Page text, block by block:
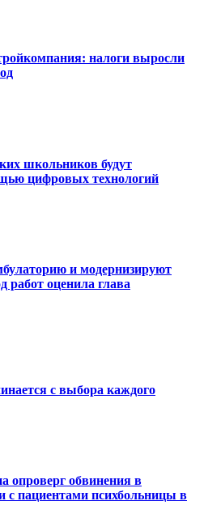
налоги выросли
школьников будут
цифровых технологий
и модернизируют
оценила глава
с выбора каждого
опроверг обвинения в
с пациентами психбольницы в